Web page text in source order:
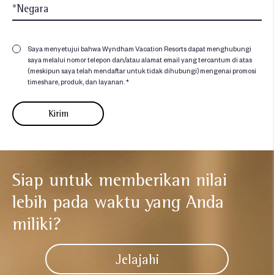
Saya menyetujui bahwa Wyndham Vacation Resorts dapat menghubungi
saya melalui nomor telepon dan/atau alamat email yang tercantum di atas
(meskipun saya telah mendaftar untuk tidak dihubungi) mengenai promosi
timeshare, produk, dan layanan. *
Siap untuk memberikan nilai
lebih pada waktu yang Anda
miliki?​
Jelajahi